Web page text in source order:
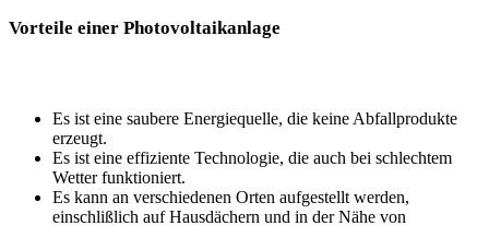
Vorteile einer Photovoltaikanlage
Es ist eine saubere Energiequelle, die keine Abfallprodukte
erzeugt.
Es ist eine effiziente Technologie, die auch ⁣bei schlechtem‍
Wetter funktioniert.
Es kann an verschiedenen Orten aufgestellt werden,
einschlißlich ‌auf Hausdächern ‍und in der Nähe von ​